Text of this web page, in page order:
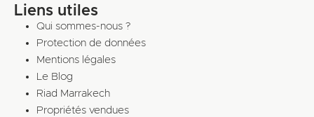
Liens utiles
Qui sommes-nous ?
Protection de données
Mentions légales
Le Blog
Riad Marrakech
Propriétés vendues